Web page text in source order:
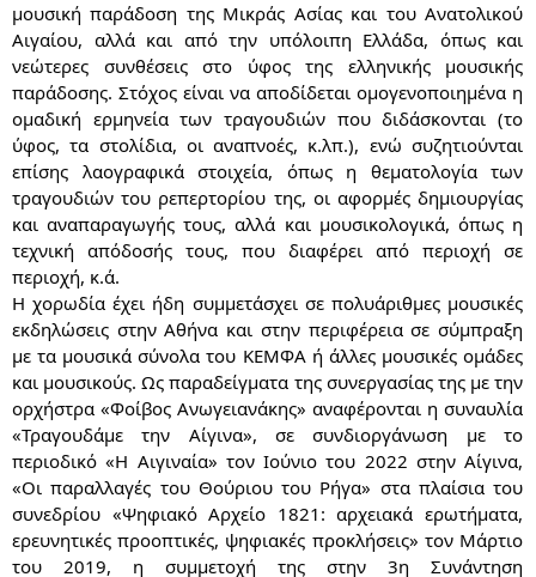
μουσική παράδοση της Μικράς Ασίας και του Ανατολικού
Αιγαίου, αλλά και από την υπόλοιπη Ελλάδα, όπως και
νεώτερες συνθέσεις στο ύφος της ελληνικής μουσικής
παράδοσης. Στόχος είναι να αποδίδεται ομογενοποιημένα η
ομαδική ερμηνεία των τραγουδιών που διδάσκονται (το
ύφος, τα στολίδια, οι αναπνοές, κ.λπ.), ενώ συζητιούνται
επίσης λαογραφικά στοιχεία, όπως η θεματολογία των
τραγουδιών του ρεπερτορίου της, οι αφορμές δημιουργίας
και αναπαραγωγής τους, αλλά και μουσικολογικά, όπως η
τεχνική απόδοσής τους, που διαφέρει από περιοχή σε
περιοχή, κ.ά.
Η χορωδία έχει ήδη συμμετάσχει σε πολυάριθμες μουσικές
εκδηλώσεις στην Αθήνα και στην περιφέρεια σε σύμπραξη
με τα μουσικά σύνολα του ΚΕΜΦΑ ή άλλες μουσικές ομάδες
και μουσικούς. Ως παραδείγματα της συνεργασίας της με την
ορχήστρα «Φοίβος Ανωγειανάκης» αναφέρονται η συναυλία
«Τραγουδάμε την Αίγινα», σε συνδιοργάνωση με το
περιοδικό «Η Αιγιναία» τον Ιούνιο του 2022 στην Αίγινα,
«Οι παραλλαγές του Θούριου του Ρήγα» στα πλαίσια του
συνεδρίου «Ψηφιακό Αρχείο 1821: αρχειακά ερωτήματα,
ερευνητικές προοπτικές, ψηφιακές προκλήσεις» τον Μάρτιο
του 2019, η συμμετοχή της στην 3η Συνάντηση